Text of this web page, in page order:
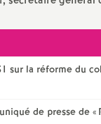
sur la réforme du
de presse de «